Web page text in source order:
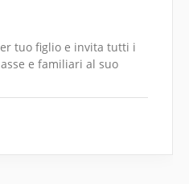
tuo figlio e invita tutti i
e familiari al suo